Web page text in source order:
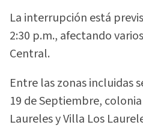
La interrupción está
2:30 p.m., afectando
Central.
Entre las zonas incluidas
19 de Septiembre,
Laureles y Villa Los